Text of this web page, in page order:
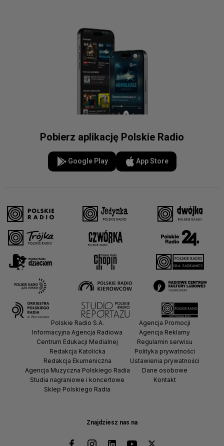
Pobierz aplikację Polskie Radio
Google Play App Store
Znajdziesz nas na
Polskie Radio S.A.
Informacyjna Agencja Radiowa
Centrum Edukacji Medialnej
Redakcja Katolicka
Redakcja Ekumeniczna
Agencja Muzyczna Polskiego Radia
Studia nagraniowe i koncertowe
Sklep Polskiego Radia
Agencja Promocji
Agencja Reklamy
Regulamin serwisu
Polityka prywatności
Ustawienia prywatności
Dane osobowe
Kontakt